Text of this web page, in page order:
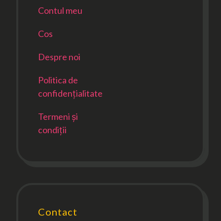
Contul meu
Cos
Despre noi
Politica de
confidențialitate
Termeni și
condiții
Contact